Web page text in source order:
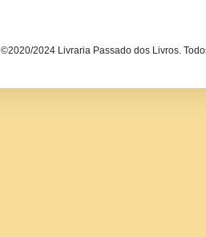
©2020/2024 Livraria Passado dos Livros.